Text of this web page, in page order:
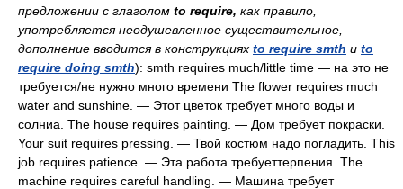
предложении с глаголом to require, как правило,
употребляется неодушевленное существительное,
дополнение вводится в конструкциях to require smth и to
require doing smth): smth requires much/little time — на это не
требуется/не нужно много времени The flower requires much
water and sunshine. — Этот цветок требует много воды и
солниа. The house requires painting. — Дом требует покраски.
Your suit requires pressing. — Твой костюм надо погладить. This
job requires patience. — Эта работа требуеттерпения. The
machine requires careful handling. — Машина требует